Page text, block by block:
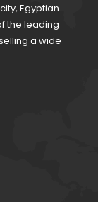
Egyptian
the leading
a wide